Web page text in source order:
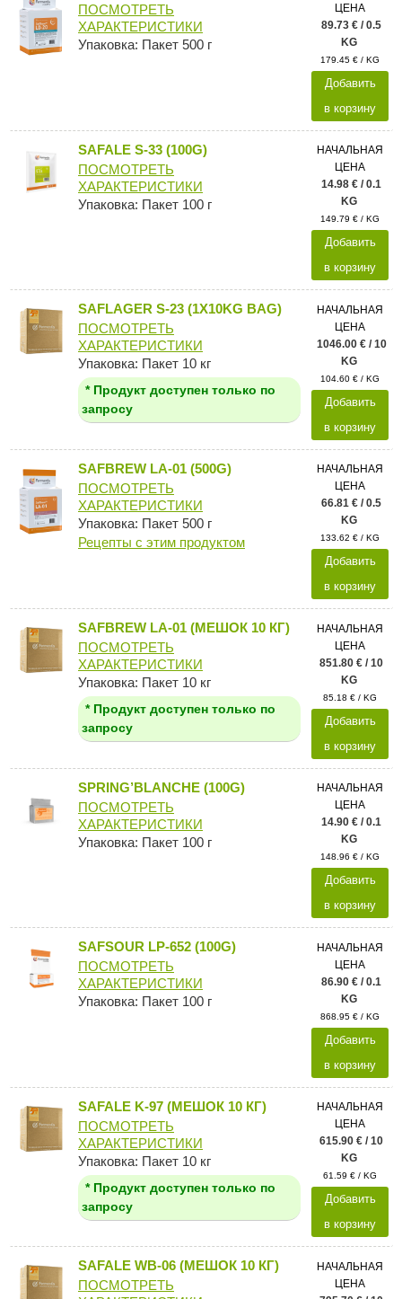
ПОСМОТРЕТЬ
ХАРАКТЕРИСТИКИ
Упаковка: Пакет 500 г
ЦЕНА
89.73 € / 0.5
KG
179.45 € / KG
Добавить
в корзину
SAFALE S-33 (100G)
ПОСМОТРЕТЬ
ХАРАКТЕРИСТИКИ
Упаковка: Пакет 100 г
НАЧАЛЬНАЯ
ЦЕНА
14.98 € / 0.1
KG
149.79 € / KG
Добавить
в корзину
SAFLAGER S-23 (1X10KG BAG)
ПОСМОТРЕТЬ
ХАРАКТЕРИСТИКИ
Упаковка: Пакет 10 кг
* Продукт доступен только по
запросу
НАЧАЛЬНАЯ
ЦЕНА
1046.00 € / 10
KG
104.60 € / KG
Добавить
в корзину
SAFBREW LA-01 (500G)
ПОСМОТРЕТЬ
ХАРАКТЕРИСТИКИ
Упаковка: Пакет 500 г
Рецепты с этим продуктом
НАЧАЛЬНАЯ
ЦЕНА
66.81 € / 0.5
KG
133.62 € / KG
Добавить
в корзину
SAFBREW LA-01 (МЕШОК 10 КГ)
ПОСМОТРЕТЬ
ХАРАКТЕРИСТИКИ
Упаковка: Пакет 10 кг
* Продукт доступен только по
запросу
НАЧАЛЬНАЯ
ЦЕНА
851.80 € / 10
KG
85.18 € / KG
Добавить
в корзину
SPRING’BLANCHE (100G)
ПОСМОТРЕТЬ
ХАРАКТЕРИСТИКИ
Упаковка: Пакет 100 г
НАЧАЛЬНАЯ
ЦЕНА
14.90 € / 0.1
KG
148.96 € / KG
Добавить
в корзину
SAFSOUR LP-652 (100G)
ПОСМОТРЕТЬ
ХАРАКТЕРИСТИКИ
Упаковка: Пакет 100 г
НАЧАЛЬНАЯ
ЦЕНА
86.90 € / 0.1
KG
868.95 € / KG
Добавить
в корзину
SAFALE K-97 (МЕШОК 10 КГ)
ПОСМОТРЕТЬ
ХАРАКТЕРИСТИКИ
Упаковка: Пакет 10 кг
* Продукт доступен только по
запросу
НАЧАЛЬНАЯ
ЦЕНА
615.90 € / 10
KG
61.59 € / KG
Добавить
в корзину
SAFALE WB-06 (МЕШОК 10 КГ)
ПОСМОТРЕТЬ
НАЧАЛЬНАЯ
ЦЕНА